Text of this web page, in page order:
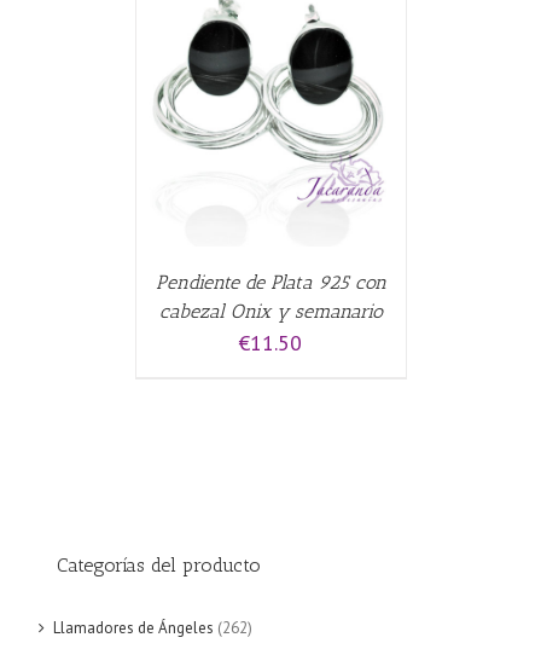
€9.95. €7.75.
Pendiente de Plata 925 con
cabezal Onix y semanario
€11.50
Categorías del producto
Llamadores de Ángeles (262)